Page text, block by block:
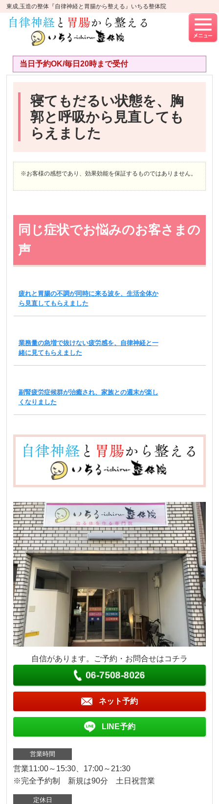
東成,玉造の整体『自律神経と胃腸から整える』いちる整体院
当日予約OK/毎日20時まで受付
寝てもだるい状態を、胸
郭と呼吸から見直しても
らえました
※お客様の感想であり、効果効能を保証するものではありません。
同じ症状でお悩みのお客さまの
声
疲れと胃腸の不調が同時に来る波を、生活全体か
ら見直してもらえました
業務量の急増で抜けない疲労感を、自律神経と一
緒に見てもらえました
副腎疲労症候群が治癒され、家族との週末が楽し
くなりました
自信があります。ご予約・お問合せはコチラ
06-7508-8026
ネット予約
LINE予約
営業時間
営業11:00～15:30、17:00～21:30
※完全予約制 新規は90分 土日祝営業
定休日